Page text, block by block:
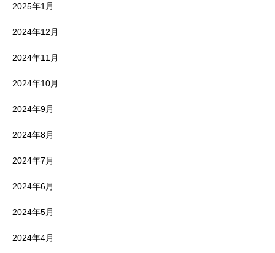
2025年1月
2024年12月
2024年11月
2024年10月
2024年9月
2024年8月
2024年7月
2024年6月
2024年5月
2024年4月